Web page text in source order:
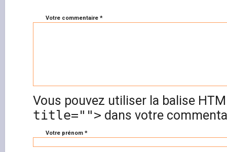
Votre commentaire *
Vous pouvez utiliser la balise
title=""> dans votre
Votre prénom *